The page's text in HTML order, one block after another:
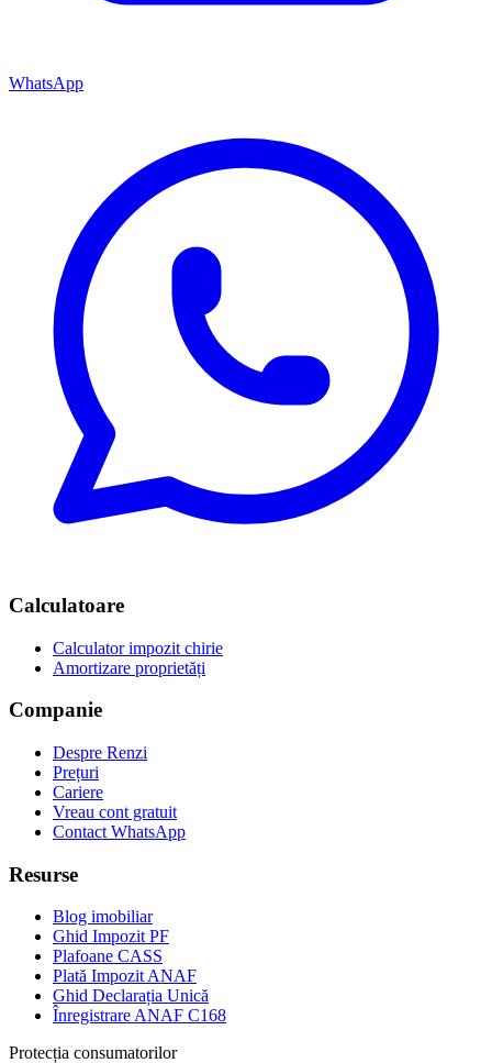
WhatsApp
Calculatoare
Calculator impozit chirie
Amortizare proprietăți
Companie
Despre Renzi
Prețuri
Cariere
Vreau cont gratuit
Contact WhatsApp
Resurse
Blog imobiliar
Ghid Impozit PF
Plafoane CASS
Plată Impozit ANAF
Ghid Declarația Unică
Înregistrare ANAF C168
Protecția consumatorilor